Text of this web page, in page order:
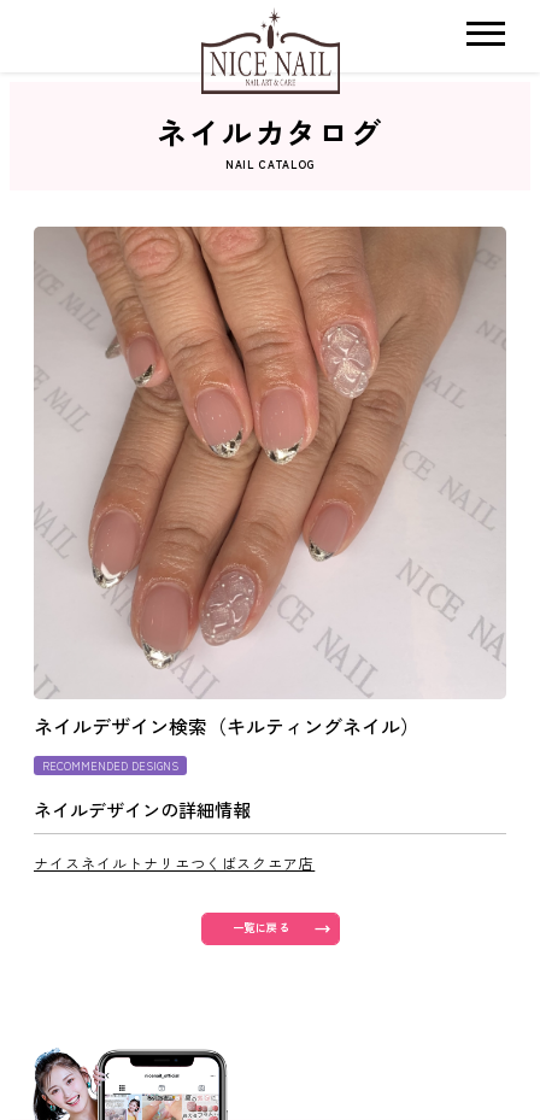
ネイルカタログ
おすすめクーポン
料金メニュー
コンセプト
よくあるご質問
ご利用の流れ
取り扱いカラー
ネイル用語
消費者志向自主宣言
採用情報
ネイルカタログ
NAIL CATALOG
ネイルデザイン検索（キルティングネイル）
RECOMMENDED DESIGNS
ネイルデザインの詳細情報
ナイスネイルトナリエつくばスクエア店
一覧に戻る